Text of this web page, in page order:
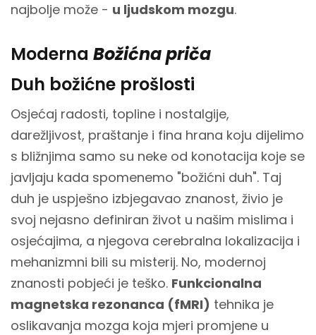
najbolje može - u ljudskom mozgu.
Moderna Božićna priča
Duh božićne prošlosti
Osjećaj radosti, topline i nostalgije,
darežljivost, praštanje i fina hrana koju dijelimo
s bližnjima samo su neke od konotacija koje se
javljaju kada spomenemo "božićni duh". Taj
duh je uspješno izbjegavao znanost, živio je
svoj nejasno definiran život u našim mislima i
osjećajima, a njegova cerebralna lokalizacija i
mehanizmni bili su misterij. No, modernoj
znanosti pobjeći je teško. Funkcionalna
magnetska rezonanca (fMRI) tehnika je
oslikavanja mozga koja mjeri promjene u